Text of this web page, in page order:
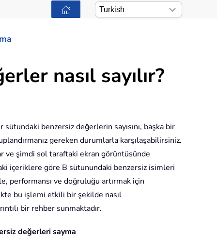
nasıl sayılır?
sütundaki benzersiz değerlerin sayısını, başka bir
gereken durumlarla karşılaşabilirsiniz.
ve şimdi sol taraftaki ekran görüntüsünde
içeriklere göre B sütunundaki benzersiz isimleri
performansı ve doğruluğu artırmak için
bu işlemi etkili bir şekilde nasıl
bir rehber sunmaktadır.
değerleri sayma